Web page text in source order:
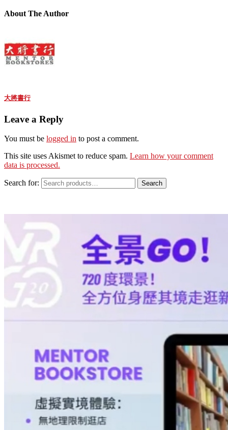
About The Author
大將書行
Leave a Reply
You must be logged in to post a comment.
This site uses Akismet to reduce spam. Learn how your comment
data is processed.
Search for: Search